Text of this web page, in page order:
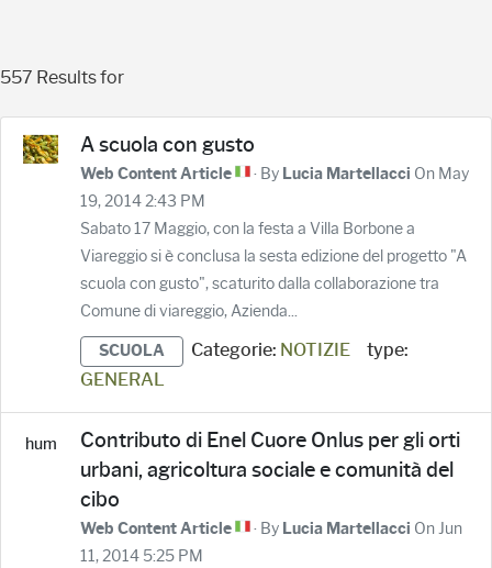
557 Results for
A scuola con gusto
Web Content Article · By Lucia Martellacci On May
19, 2014 2:43 PM
Sabato 17 Maggio, con la festa a Villa Borbone a
Viareggio si è conclusa la sesta edizione del progetto "A
scuola con gusto", scaturito dalla collaborazione tra
Comune di viareggio, Azienda...
SCUOLA Categorie: NOTIZIE
type:
GENERAL
Contributo di Enel Cuore Onlus per gli orti
urbani, agricoltura sociale e comunità del
cibo
Web Content Article · By Lucia Martellacci On Jun
11, 2014 5:25 PM